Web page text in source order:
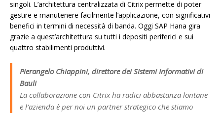
singoli. L’architettura centralizzata di Citrix permette di poter
gestire e manutenere facilmente l’applicazione, con significativi
benefici in termini di necessità di banda. Oggi SAP Hana gira
grazie a quest’architettura su tutti i depositi periferici e sui
quattro stabilimenti produttivi.
Pierangelo Chiappini, direttore dei Sistemi Informativi di
Bauli
La collaborazione con Citrix ha radici abbastanza lontane
e l’azienda è per noi un partner strategico che stiamo